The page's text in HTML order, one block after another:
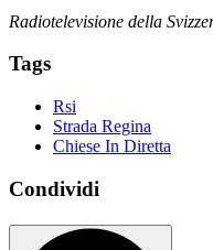
Radiotelevisione della
Tags
Rsi
Strada Regina
Chiese In Diretta
Condividi